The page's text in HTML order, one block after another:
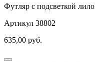
Футляр с подсветкой
Артикул 38802
635,00 руб.